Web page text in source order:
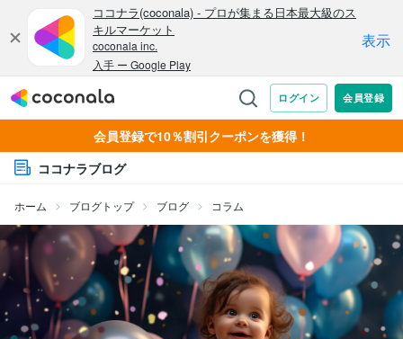
会員登録で10％割引クーポンを獲得！
ココナラブログ
ホーム ブログトップ ブログ コラム